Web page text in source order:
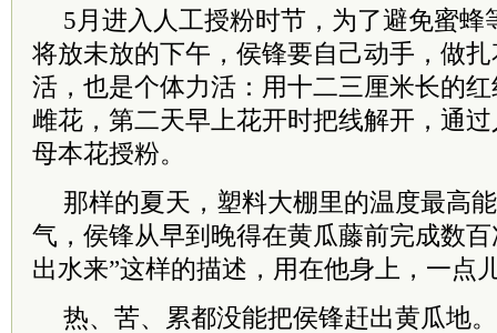
5月进入人工授粉时节，为了避免蜜蜂
将放未放的下午，侯锋要自己动手，做
活，也是个体力活：用十二三厘米长的
雌花，第二天早上花开时把线解开，通
母本花授粉。
那样的夏天，塑料大棚里的温度最高
气，侯锋从早到晚得在黄瓜藤前完成数百
出水来”这样的描述，用在他身上，一点
热、苦、累都没能把侯锋赶出黄瓜地